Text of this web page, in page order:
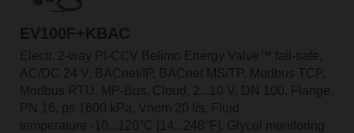
EV100F+KBAC
Electr. 2-way PI-CCV Belimo Energy Valve™ fail-safe,
AC/DC 24 V, BACnet/IP, BACnet MS/TP, Modbus TCP,
Modbus RTU, MP-Bus, Cloud, 2...10 V, DN 100, Flange,
PN 16, ps 1600 kPa, Vnom 20 l/s, Fluid
temperature -10...120°C [14...248°F], Glycol monitoring